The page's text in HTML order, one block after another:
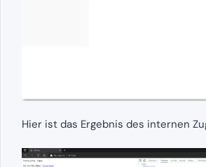
Hier ist das Ergebnis des internen